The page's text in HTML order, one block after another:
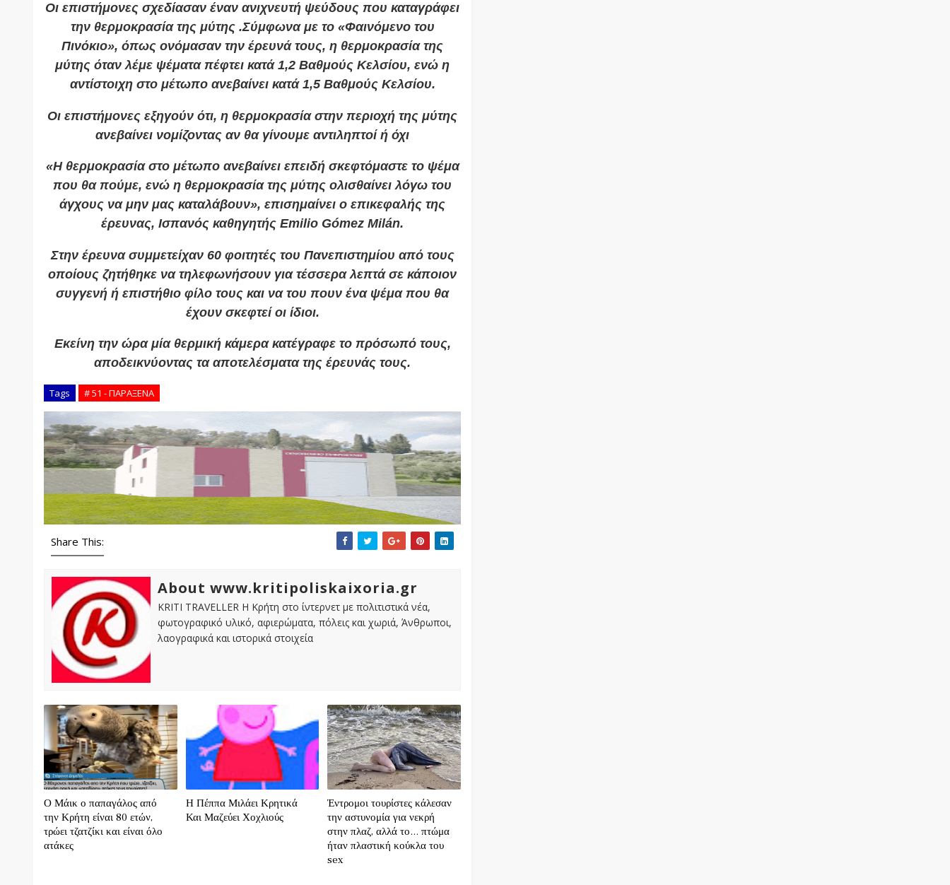
Οι επιστήμονες σχεδίασαν έναν ανιχνευτή ψεύδους που καταγράφει
την θερμοκρασία της μύτης .Σύμφωνα με το «Φαινόμενο του
Πινόκιο», όπως ονόμασαν την έρευνά τους, η θερμοκρασία της
μύτης όταν λέμε ψέματα πέφτει κατά 1,2 Βαθμούς Κελσίου, ενώ η
αντίστοιχη στο μέτωπο ανεβαίνει κατά 1,5 Βαθμούς Κελσίου.
Οι επιστήμονες εξηγούν ότι, η θερμοκρασία στην περιοχή της μύτης
ανεβαίνει νομίζοντας αν θα γίνουμε αντιληπτοί ή όχι
«Η θερμοκρασία στο μέτωπο ανεβαίνει επειδή σκεφτόμαστε το ψέμα
που θα πούμε, ενώ η θερμοκρασία της μύτης ολισθαίνει λόγω του
άγχους να μην μας καταλάβουν», επισημαίνει ο επικεφαλής της
έρευνας, Ισπανός καθηγητής Emilio Gómez Milán.
Στην έρευνα συμμετείχαν 60 φοιτητές του Πανεπιστημίου από τους
οποίους ζητήθηκε να τηλεφωνήσουν για τέσσερα λεπτά σε κάποιον
συγγενή ή επιστήθιο φίλο τους και να του πουν ένα ψέμα που θα
έχουν σκεφτεί οι ίδιοι.
Εκείνη την ώρα μία θερμική κάμερα κατέγραφε το πρόσωπό τους,
αποδεικνύοντας τα αποτελέσματα της έρευνάς τους.
Tags # 51 - ΠΑΡΑΞΕΝΑ
Share This:
About www.kritipoliskaixoria.gr
KRITI TRAVELLER Η Κρήτη στο ίντερνετ με πολιτιστικά νέα,
φωτογραφικό υλικό, αφιερώματα, πόλεις και χωριά, Άνθρωποι,
λαογραφικά και ιστορικά στοιχεία
Ο Μάικ ο παπαγάλος από
την Κρήτη είναι 80 ετών,
τρώει τζατζίκι και είναι όλο
ατάκες
Η Πέππα Μιλάει Κρητικά
Και Μαζεύει Χοχλιούς
Έντρομοι τουρίστες κάλεσαν
την αστυνομία για νεκρή
στην πλαζ, αλλά το... πτώμα
ήταν πλαστική κούκλα του
sex